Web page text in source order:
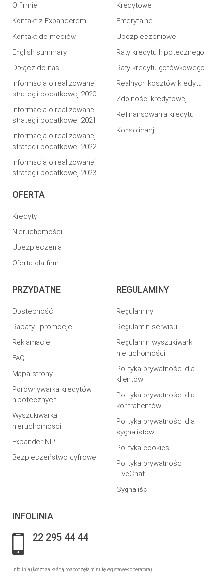
O firmie
Kontakt z Expanderem
Kontakt do mediów
English summary
Dołącz do nas
Informacja o realizowanej
strategii podatkowej 2020
Informacja o realizowanej
strategii podatkowej 2021
Informacja o realizowanej
strategii podatkowej 2022
Informacja o realizowanej
strategii podatkowej 2023
OFERTA
Kredyty
Nieruchomości
Ubezpieczenia
Oferta dla firm
Kredytowe
Emerytalne
Ubezpieczeniowe
Raty kredytu hipotecznego
Raty kredytu gotówkowego
Realnych kosztów kredytu
Zdolności kredytowej
Refinansowania kredytu
Konsolidacji
PRZYDATNE
Dostepność
Rabaty i promocje
Reklamacje
FAQ
Mapa strony
Porównywarka kredytów
hipotecznych
Wyszukiwarka
nieruchomości
Expander NIP
Bezpieczeństwo cyfrowe
REGULAMINY
Regulaminy
Regulamin serwisu
Regulamin wyszukiwarki
nieruchomości
Polityka prywatności dla
klientów
Polityka prywatności dla
kontrahentów
Polityka prywatności dla
sygnalistów
Polityka cookies
Polityka prywatności –
LiveChat
Sygnaliści
INFOLINIA
22 295 44 44
Infolinia (koszt za każdą rozpoczętą minutę wg stawek operatora)